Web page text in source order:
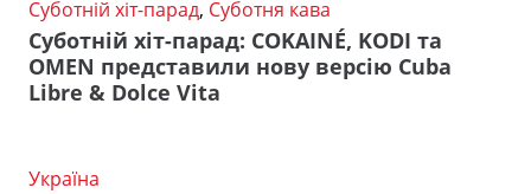
Суботній хіт-парад, Суботня кава
Суботній хіт-парад: COKAINÉ, KODI та
OMEN представили нову версію Cuba
Libre & Dolce Vita
Україна